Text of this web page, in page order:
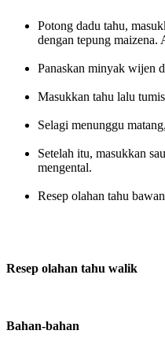
Potong dadu tahu,
dengan tepung maizena.
Panaskan minyak wijen
Masukkan tahu lalu
Selagi menunggu
Setelah itu, masukkan
mengental.
Resep olahan tahu
Resep olahan tahu walik
Bahan-bahan